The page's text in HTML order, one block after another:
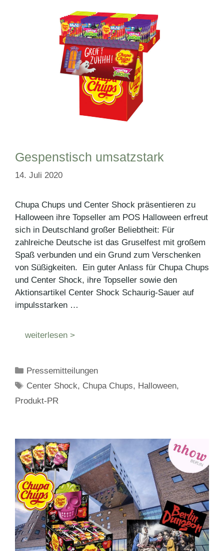
Gespenstisch umsatzstark
14. Juli 2020
Chupa Chups und Center Shock präsentieren zu
Halloween ihre Topseller am POS Halloween erfreut
sich in Deutschland großer Beliebtheit: Für
zahlreiche Deutsche ist das Gruselfest mit großem
Spaß verbunden und ein Grund zum Verschenken
von Süßigkeiten. Ein guter Anlass für Chupa Chups
und Center Shock, ihre Topseller sowie den
Aktionsartikel Center Shock Schaurig-Sauer auf
impulsstarken …
weiterlesen >
Kategorien
Pressemitteilungen
Schlagwörter
Center Shock, Chupa Chups, Halloween,
Produkt-PR